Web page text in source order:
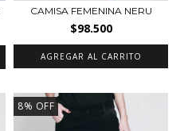
CAMISA FEMENINA NERU
$98.500
AGREGAR AL CARRITO
8% OFF